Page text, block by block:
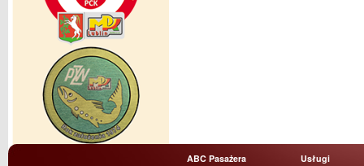
ABC Pasażera Usługi